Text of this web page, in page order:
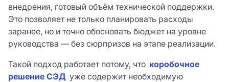
внедрения, готовый объём технической поддержки.
Это позволяет не только планировать расходы
заранее, но и точно обосновать бюджет на уровне
руководства — без сюрпризов на этапе реализации.
Такой подход работает потому, что коробочное
решение СЭД уже содержит необходимую